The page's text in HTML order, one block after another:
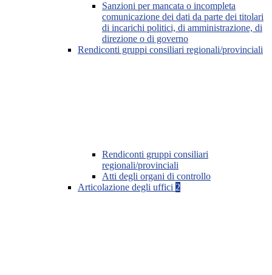
Sanzioni per mancata o incompleta
comunicazione dei dati da parte dei titolari
di incarichi politici, di amministrazione, di
direzione o di governo
Rendiconti gruppi consiliari regionali/provinciali
Rendiconti gruppi consiliari
regionali/provinciali
Atti degli organi di controllo
Articolazione degli uffici 2